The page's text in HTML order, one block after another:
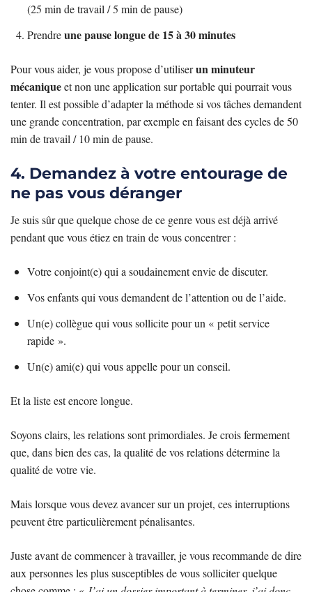
(25 min de travail / 5 min de pause)
Prendreune pause longue de 15 à 30 minutes
Pour vous aider, je vous propose d’utiliserun minuteur
mécaniqueet non une application sur portable qui pourrait vous
tenter. Il est possible d’adapter la méthode si vos tâches demandent
une grande concentration, par exemple en faisant des cycles de 50
min de travail / 10 min de pause.
4. Demandez à votre entourage de
ne pas vous déranger
Je suis sûr que quelque chose de ce genre vous est déjà arrivé
pendant que vous étiez en train de vous concentrer :
Votre conjoint(e) qui a soudainement envie de discuter.
Vos enfants qui vous demandent de l’attention ou de l’aide.
Un(e) collègue qui vous sollicite pour un « petit service
rapide ».
Un(e) ami(e) qui vous appelle pour un conseil.
Et la liste est encore longue.
Soyons clairs, les relations sont primordiales. Je crois fermement
que, dans bien des cas, la qualité de vos relations détermine la
qualité de votre vie.
Mais lorsque vous devez avancer sur un projet, ces interruptions
peuvent être particulièrement pénalisantes.
Juste avant de commencer à travailler, je vous recommande de dire
aux personnes les plus susceptibles de vous solliciter quelque